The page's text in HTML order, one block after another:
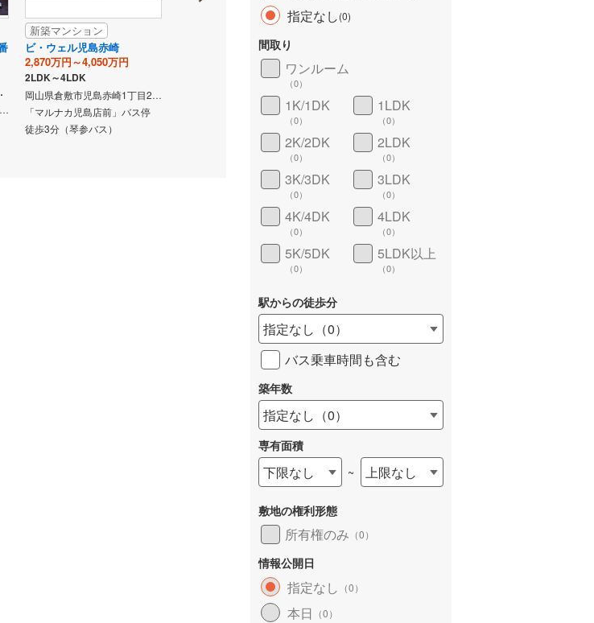
＋SIC
岡山県倉敷市老松町四丁目492-1の一部（地番）
新築マンション
ビ・ウェル児島赤崎
2,870万円～4,050万円
2LDK～4LDK
岡山県倉敷市児島赤崎1丁目2821-12（地番）
「マルナカ児島店前」バス停
徒歩3分（琴参バス）
アルファステイツ笹沖
2,980万円・3,540万円
「ゆめタウン倉敷」バス停 徒
歩4分（両備バス・下津井バ
3,210万円～4,570万円
伯備線 「倉敷」駅 徒歩8分
指定なし(0)
間取り
ワンルーム
（0）
1K/1DK
（0）
1LDK
（0）
2K/2DK
（0）
2LDK
（0）
3K/3DK
（0）
3LDK
（0）
4K/4DK
（0）
4LDK
（0）
5K/5DK
（0）
5LDK以上
（0）
駅からの徒歩分
指定なし （0）
バス乗車時間も含む
築年数
指定なし （0）
専有面積
下限なし ~ 上限なし
敷地の権利形態
所有権のみ （0）
情報公開日
指定なし （0）
本日 （0）
専用庭（ ワイドバルコニー
詳しく見る